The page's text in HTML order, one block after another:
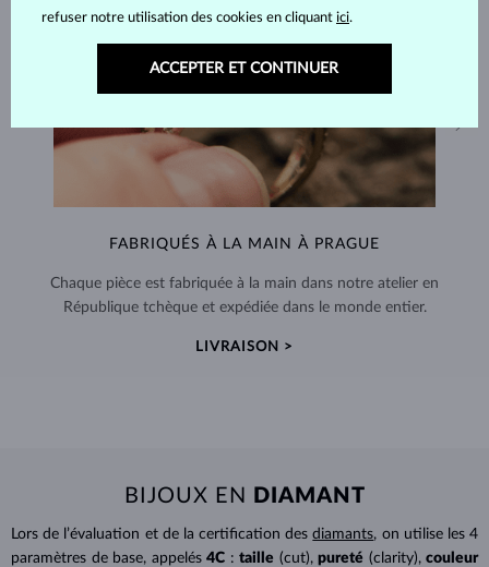
FABRIQUÉS À LA MAIN À PRAGUE
Chaque pièce est fabriquée à la main dans notre atelier en
République tchèque et expédiée dans le monde entier.
LIVRAISON >
BIJOUX EN DIAMANT
Lors de l’évaluation et de la certification desdiamants, on utilise les 4
paramètres de base, appelés 4C : taille (cut), pureté (clarity), couleur
refuser notre utilisation des cookies en cliquant ici.
ACCEPTER ET CONTINUER